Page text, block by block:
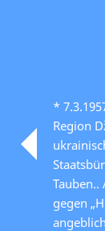
*
Region
Tauben..
gegen